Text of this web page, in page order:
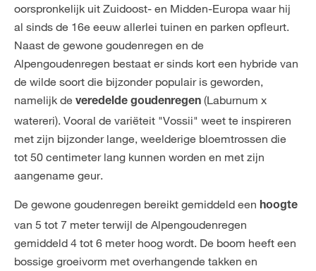
oorspronkelijk uit Zuidoost- en Midden-Europa waar hij
al sinds de 16e eeuw allerlei tuinen en parken opfleurt.
Naast de gewone goudenregen en de
Alpengoudenregen bestaat er sinds kort een hybride van
de wilde soort die bijzonder populair is geworden,
namelijk de veredelde goudenregen (Laburnum x
watereri). Vooral de variëteit "Vossii" weet te inspireren
met zijn bijzonder lange, weelderige bloemtrossen die
tot 50 centimeter lang kunnen worden en met zijn
aangename geur.
De gewone goudenregen bereikt gemiddeld een hoogte
van 5 tot 7 meter terwijl de Alpengoudenregen
gemiddeld 4 tot 6 meter hoog wordt. De boom heeft een
bossige groeivorm met overhangende takken en